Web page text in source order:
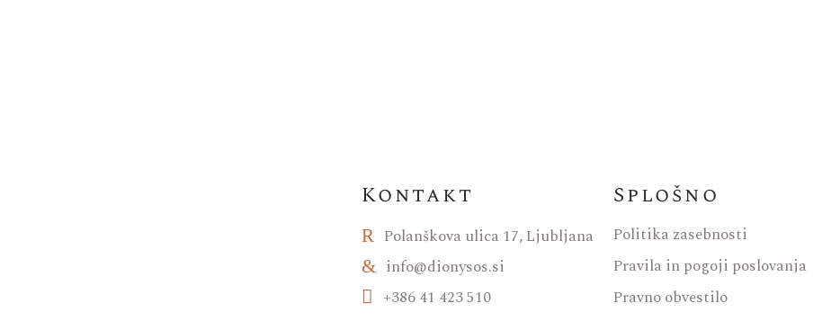
Kontakt
Polanškova ulica 17, Ljubljana
info@dionysos.si
+386 41 423 510
Splošno
Politika zasebnosti
Pravila in pogoji poslovanja
Pravno obvestilo